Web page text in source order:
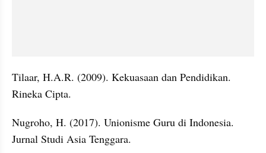
Tilaar, H.A.R. (2009). Kekuasaan dan Pendidikan.
Rineka Cipta.
Nugroho, H. (2017). Unionisme Guru di Indonesia.
Jurnal Studi Asia Tenggara.